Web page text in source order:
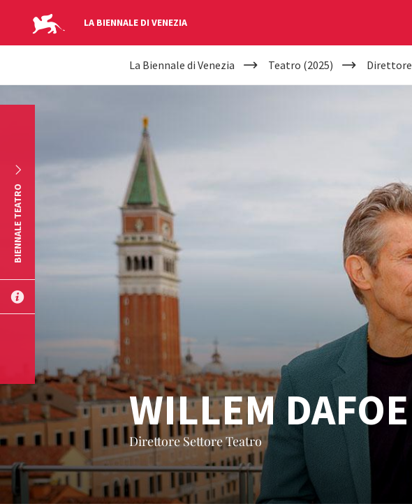
LA BIENNALE DI VENEZIA
YOUR
ARE
HERE
La Biennale di Venezia Teatro (2025) Direttore
WILLEM DAFOE
Direttore Settore Teatro
BIENNALE TEATRO